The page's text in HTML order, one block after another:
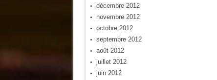
décembre 2012
novembre 2012
octobre 2012
septembre 2012
août 2012
juillet 2012
juin 2012